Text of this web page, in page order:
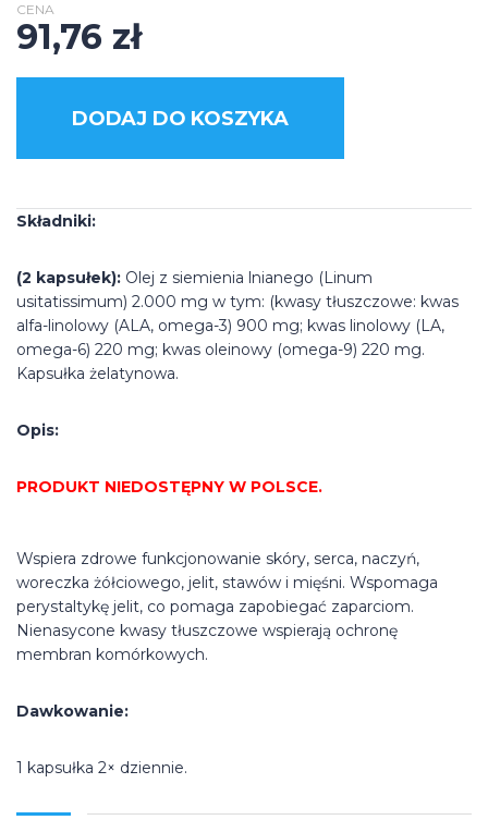
CENA
91,76 zł
DODAJ DO KOSZYKA
Składniki:
(2 kapsułek): Olej z siemienia lnianego (Linum
usitatissimum) 2.000 mg w tym: (kwasy tłuszczowe: kwas
alfa-linolowy (ALA, omega-3) 900 mg; kwas linolowy (LA,
omega-6) 220 mg; kwas oleinowy (omega-9) 220 mg.
Kapsułka żelatynowa.
Opis:
PRODUKT NIEDOSTĘPNY W POLSCE.
Wspiera zdrowe funkcjonowanie skóry, serca, naczyń,
woreczka żółciowego, jelit, stawów i mięśni. Wspomaga
perystaltykę jelit, co pomaga zapobiegać zaparciom.
Nienasycone kwasy tłuszczowe wspierają ochronę
membran komórkowych.
Dawkowanie:
1 kapsułka 2× dziennie.